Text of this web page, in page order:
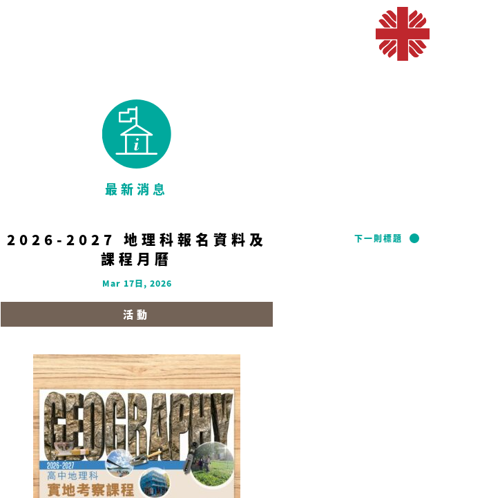
最新消息
2026-2027 地理科報名資料及
課程月曆
Mar 17日, 2026
活動
下一則標題